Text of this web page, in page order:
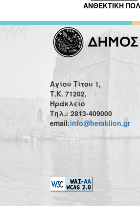
ΑΝΘΕΚΤΙΚΗ
Αγίου Τίτου 1,
Τ.Κ. 71202,
Ηράκλειο
Τηλ.: 2813-409000
email:info@heraklion.gr